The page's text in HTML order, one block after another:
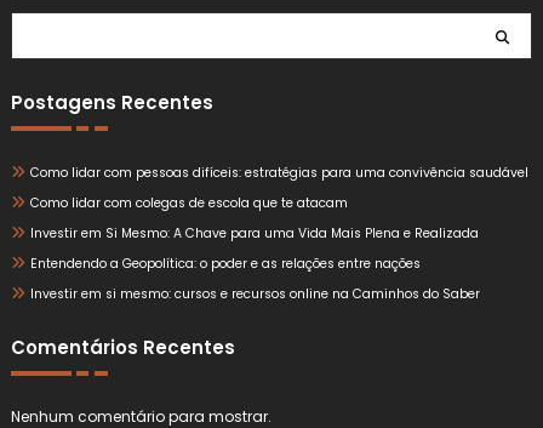
Postagens Recentes
Como lidar com pessoas difíceis: estratégias para uma convivência saudável
Como lidar com colegas de escola que te atacam
Investir em Si Mesmo: A Chave para uma Vida Mais Plena e Realizada
Entendendo a Geopolítica: o poder e as relações entre nações
Investir em si mesmo: cursos e recursos online na Caminhos do Saber
Comentários Recentes
Nenhum comentário para mostrar.